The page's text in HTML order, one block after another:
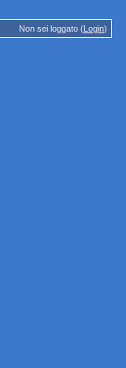
Non sei loggato (Login)